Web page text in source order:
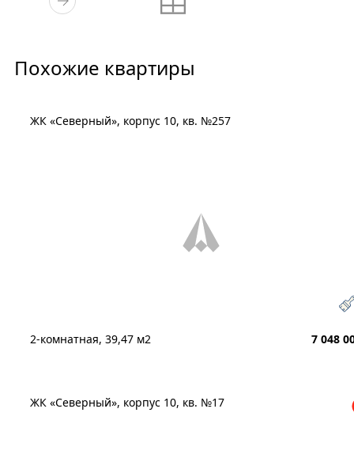
Похожие квартиры
ЖК «Северный», корпус 10, кв. №257
2-комнатная, 39,47 м2 7 048
ЖК «Северный», корпус 10, кв. №17